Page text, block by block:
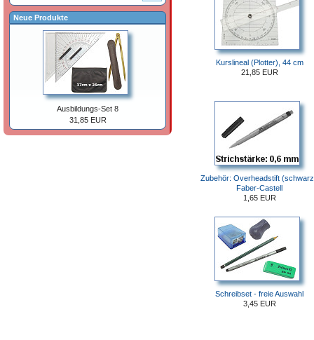
Kurslineal (Plotter), 44 cm
21,85 EUR
Zubehör: Overheadstift
Faber-Castell
1,65 EUR
Schreibset - freie Auswahl
3,45 EUR
Neue Produkte
Ausbildungs-Set 8
31,85 EUR